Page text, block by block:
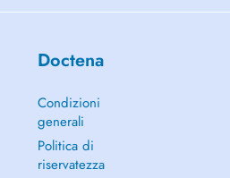
Unwohlseins, der Unsicherheit oder des
befinden. Ganz gleich, wer Sie sind
bereit, Sie zu begleiten.
Mein Werdegang ist geprägt von dem
authentische psychologische Begleitung
Doctena
Condizioni
generali
Politica di
riservatezza